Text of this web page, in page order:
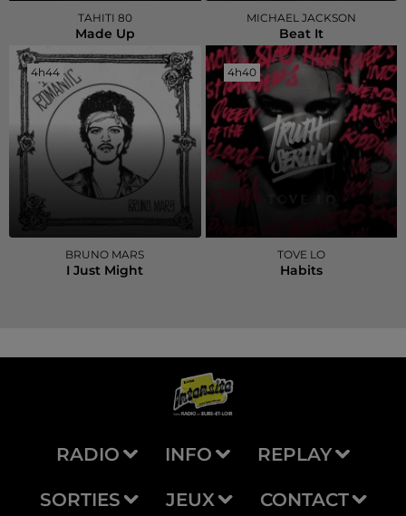
TAHITI 80
Made Up
MICHAEL JACKSON
Beat It
4h44
4h44
BRUNO MARS
I Just Might
4h40
4h40
TOVE LO
Habits
RADIO INFO REPLAY
SORTIES JEUX CONTACT